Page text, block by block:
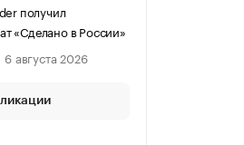
получил
«Сделано в России»
6 августа 2026